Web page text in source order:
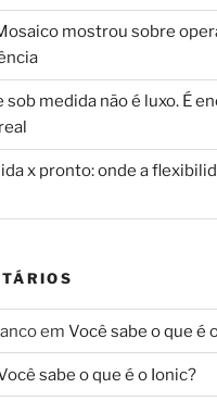
mostrou sobre
medida não é luxo. É
x pronto: onde a
em Você sabe o que é
sabe o que é o Ionic?